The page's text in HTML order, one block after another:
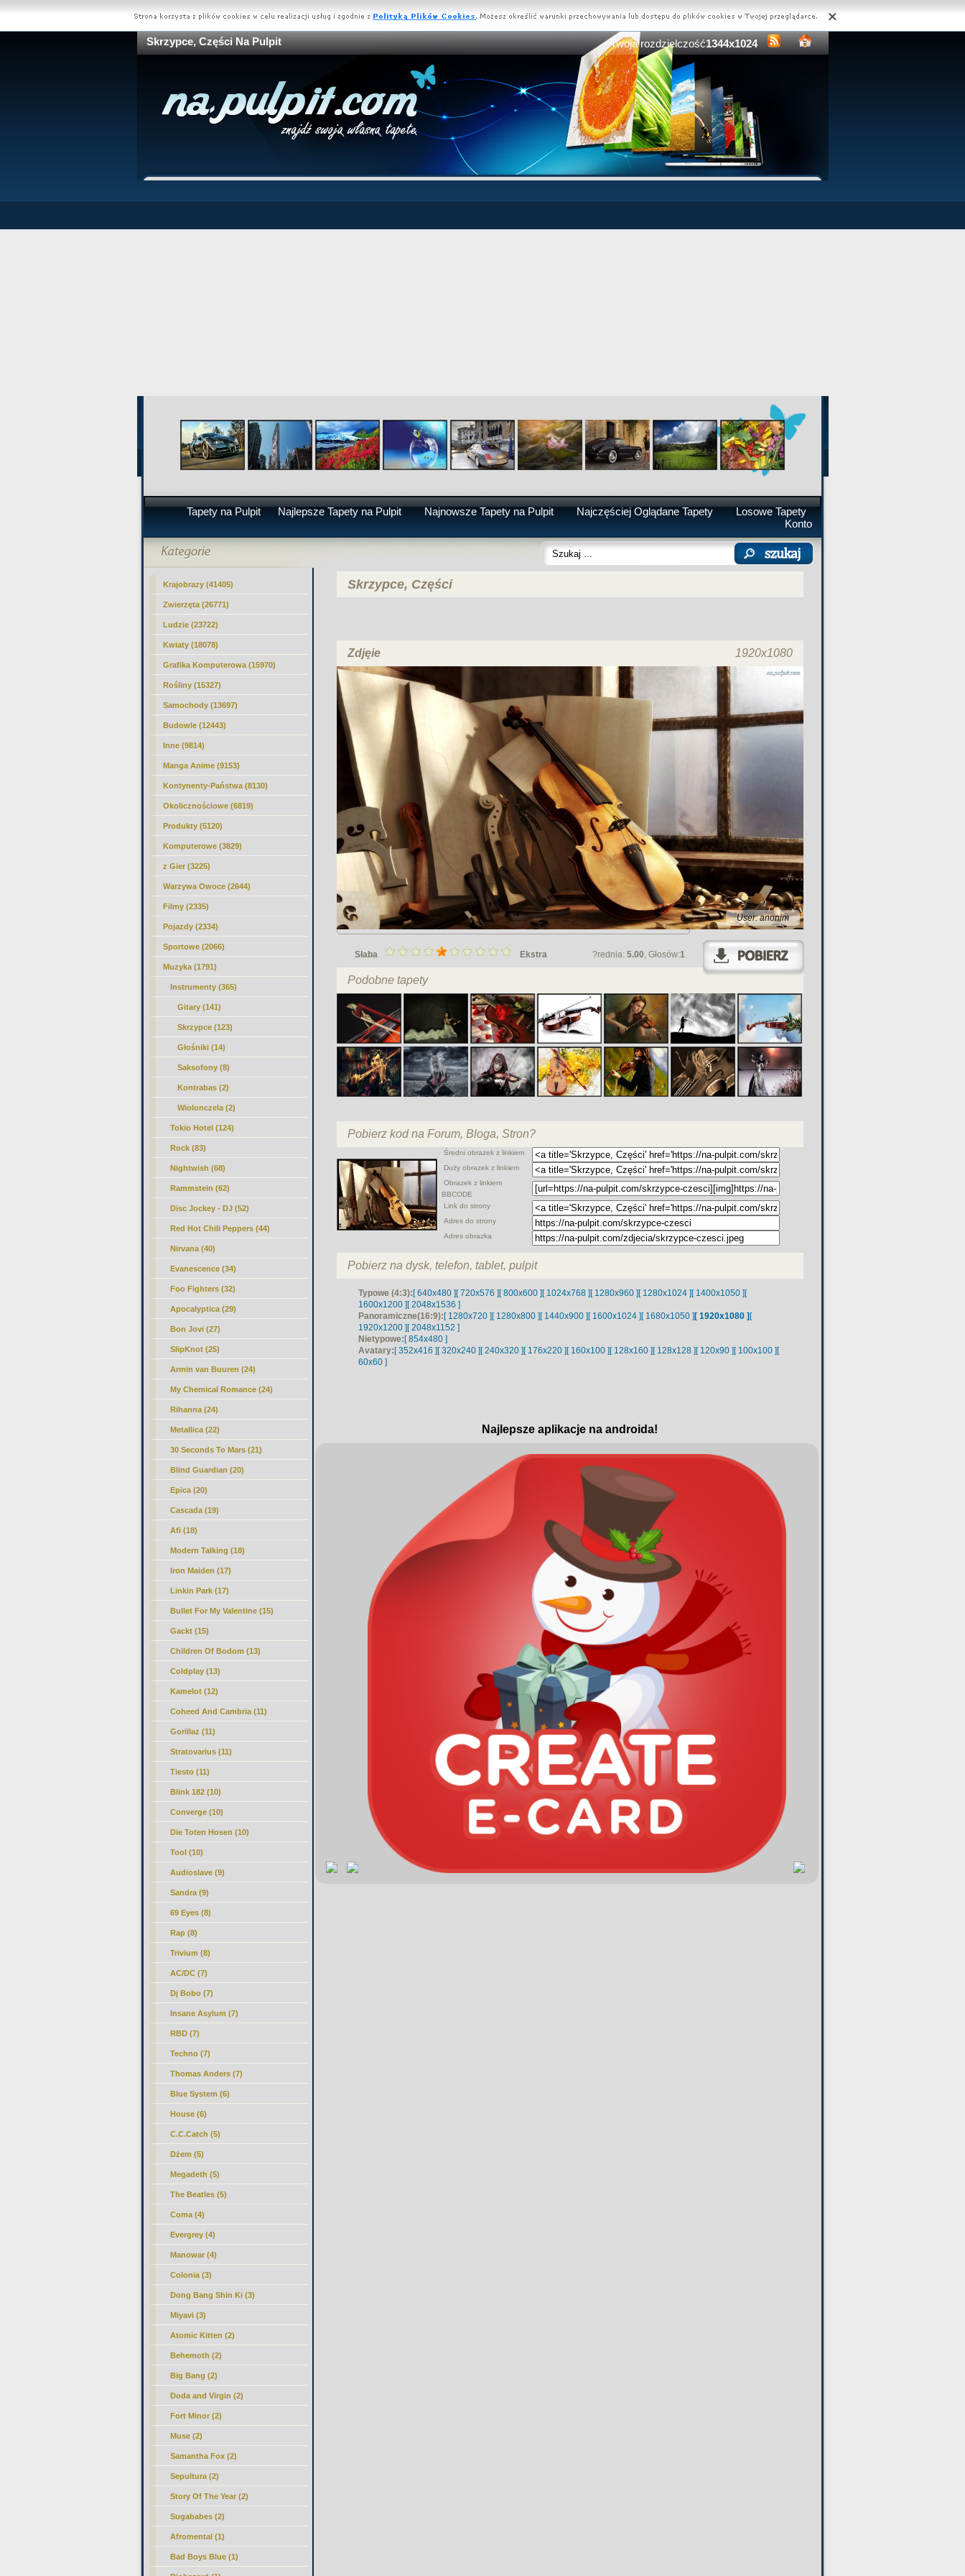
Skrzypce, Części Na Pulpit Twoja rozdzielczość1344x1024
Tapety na Pulpit Najlepsze Tapety na Pulpit Najnowsze Tapety na Pulpit Najczęściej Oglądane Tapety
Losowe Tapety
Konto
Krajobrazy (41405)
Zwierzęta (26771)
Ludzie (23722)
Kwiaty (18078)
Grafika Komputerowa (15970)
Rośliny (15327)
Samochody (13697)
Budowle (12443)
Inne (9814)
Manga Anime (9153)
Kontynenty-Państwa (8130)
Okolicznościowe (6819)
Produkty (5120)
Komputerowe (3829)
z Gier (3225)
Warzywa Owoce (2644)
Filmy (2335)
Pojazdy (2334)
Sportowe (2066)
Muzyka (1791)
Instrumenty (365)
Gitary (141)
Skrzypce(123)
Głośniki (14)
Saksofony (8)
Kontrabas (2)
Wiolonczela (2)
Tokio Hotel (124)
Rock (83)
Nightwish (68)
Rammstein (62)
Disc Jockey - DJ (52)
Red Hot Chili Peppers (44)
Nirvana (40)
Evanescence (34)
Foo Fighters (32)
Apocalyptica (29)
Bon Jovi (27)
SlipKnot (25)
Armin van Buuren (24)
My Chemical Romance (24)
Rihanna (24)
Metallica (22)
30 Seconds To Mars (21)
Blind Guardian (20)
Epica (20)
Cascada (19)
Afi (18)
Modern Talking (18)
Iron Maiden (17)
Linkin Park (17)
Bullet For My Valentine (15)
Gackt (15)
Children Of Bodom (13)
Coldplay (13)
Kamelot (12)
Coheed And Cambria (11)
Gorillaz (11)
Stratovarius (11)
Tiesto (11)
Blink 182 (10)
Converge (10)
Die Toten Hosen (10)
Tool (10)
Audioslave (9)
Sandra (9)
69 Eyes (8)
Rap (8)
Trivium (8)
AC/DC (7)
Dj Bobo (7)
Insane Asylum (7)
RBD (7)
Techno (7)
Thomas Anders (7)
Blue System (6)
House (6)
C.C.Catch (5)
Dżem (5)
Megadeth (5)
The Beatles (5)
Coma (4)
Evergrey (4)
Manowar (4)
Colonia (3)
Dong Bang Shin Ki (3)
Miyavi (3)
Atomic Kitten (2)
Behemoth (2)
Big Bang (2)
Doda and Virgin (2)
Fort Minor (2)
Muse (2)
Samantha Fox (2)
Sepultura (2)
Story Of The Year (2)
Sugababes (2)
Afromental (1)
Bad Boys Blue (1)
Skrzypce, Części
Zdjęie 1920x1080
User: anonim
Słaba Ekstra ?rednia: 5.00 , Głosów:1
Podobne tapety
Pobierz kod na Forum, Bloga, Stron?
Średni obrazek z linkiem
Duży obrazek z linkiem
Obrazek z linkiem
BBCODE
Link do strony
Adres do strony
Adres obrazka
Pobierz na dysk, telefon, tablet, pulpit
Typowe (4:3):[ 640x480 ][ 720x576 ][ 800x600 ][ 1024x768 ][ 1280x960 ][ 1280x1024 ][ 1400x1050 ][
1600x1200 ][ 2048x1536 ]
Panoramiczne(16:9):[ 1280x720 ][ 1280x800 ][ 1440x900 ][ 1600x1024 ][ 1680x1050 ][ 1920x1080 ][
1920x1200 ][ 2048x1152 ]
Nietypowe:[ 854x480 ]
Avatary:[ 352x416 ][ 320x240 ][ 240x320 ][ 176x220 ][ 160x100 ][ 128x160 ][ 128x128 ][ 120x90 ][ 100x100 ][
60x60 ]
Najlepsze aplikacje na androida!